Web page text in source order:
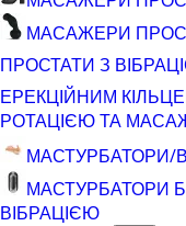
МАСАЖЕРИ
ПРОСТАТИ З
ЕРЕКЦІЙНИМ
РОТАЦІЄЮ ТА
МАСТУРБАТОРИ/
МАСТУРБАТОРИ
ВІБРАЦІЄЮ